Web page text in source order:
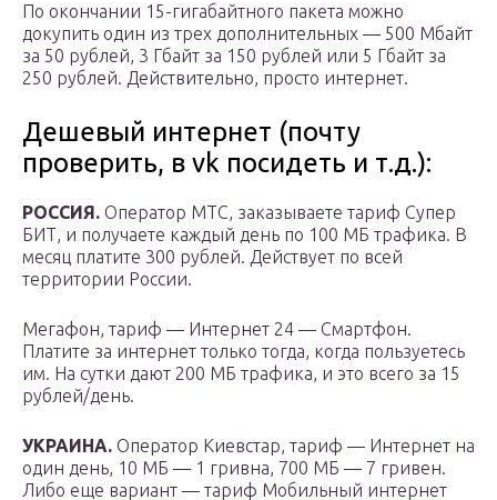
По окончании 15-гигабайтного пакета можно
докупить один из трех дополнительных — 500 Мбайт
за 50 рублей, 3 Гбайт за 150 рублей или 5 Гбайт за
250 рублей. Действительно, просто интернет.
Дешевый интернет (почту
проверить, в vk посидеть и т.д.):
РОССИЯ. Оператор МТС, заказываете тариф Супер
БИТ, и получаете каждый день по 100 МБ трафика. В
месяц платите 300 рублей. Действует по всей
территории России.
Мегафон, тариф — Интернет 24 — Смартфон.
Платите за интернет только тогда, когда пользуетесь
им. На сутки дают 200 МБ трафика, и это всего за 15
рублей/день.
УКРАИНА. Оператор Киевстар, тариф — Интернет на
один день, 10 МБ — 1 гривна, 700 МБ — 7 гривен.
Либо еще вариант — тариф Мобильный интернет